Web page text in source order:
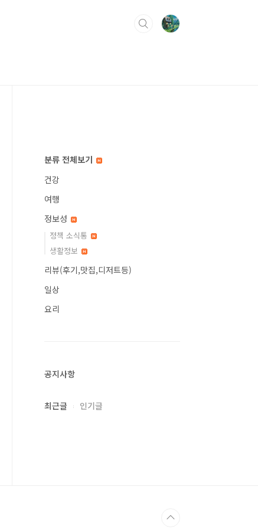
분류 전체보기
건강
여행
정보성
정책 소식통
생활정보
리뷰(후기,맛집,디저트등)
일상
요리
공지사항
최근글 인기글